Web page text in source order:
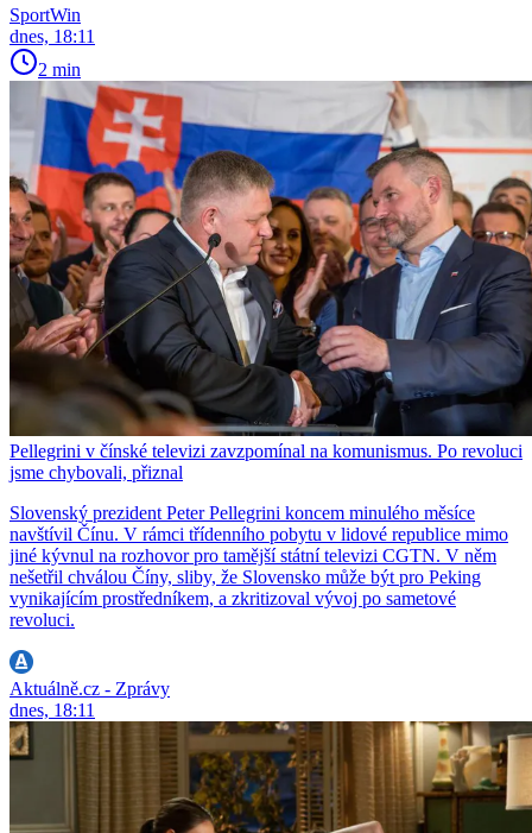
SportWin
dnes, 18:11
2 min
Pellegrini v čínské televizi zavzpomínal na komunismus. Po revoluci
jsme chybovali, přiznal
Slovenský prezident Peter Pellegrini koncem minulého měsíce
navštívil Čínu. V rámci třídenního pobytu v lidové republice mimo
jiné kývnul na rozhovor pro tamější státní televizi CGTN. V něm
nešetřil chválou Číny, sliby, že Slovensko může být pro Peking
vynikajícím prostředníkem, a zkritizoval vývoj po sametové
revoluci.
Aktuálně.cz - Zprávy
dnes, 18:11